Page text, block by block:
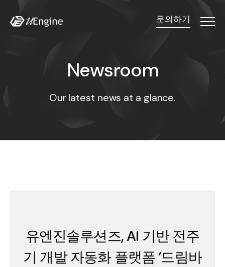
문의하기
Menu
Newsroom
Newsroom
Our latest news at a glance.
유엔진솔루션즈, AI 기반 전주
기 개발 자동화 플랫폼 ‘드림바